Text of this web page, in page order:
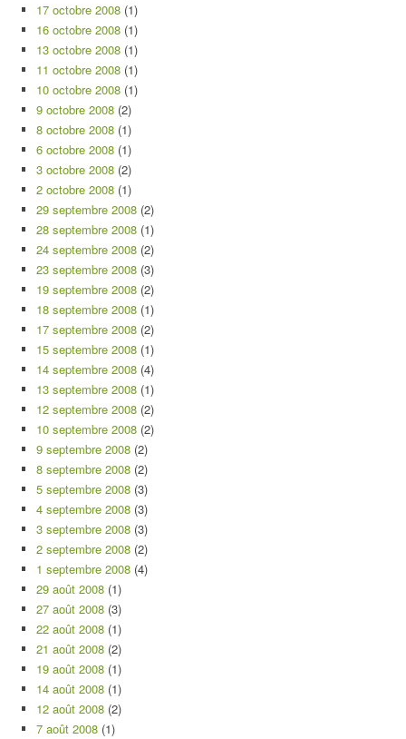
17 octobre 2008 (1)
16 octobre 2008 (1)
13 octobre 2008 (1)
11 octobre 2008 (1)
10 octobre 2008 (1)
9 octobre 2008 (2)
8 octobre 2008 (1)
6 octobre 2008 (1)
3 octobre 2008 (2)
2 octobre 2008 (1)
29 septembre 2008 (2)
28 septembre 2008 (1)
24 septembre 2008 (2)
23 septembre 2008 (3)
19 septembre 2008 (2)
18 septembre 2008 (1)
17 septembre 2008 (2)
15 septembre 2008 (1)
14 septembre 2008 (4)
13 septembre 2008 (1)
12 septembre 2008 (2)
10 septembre 2008 (2)
9 septembre 2008 (2)
8 septembre 2008 (2)
5 septembre 2008 (3)
4 septembre 2008 (3)
3 septembre 2008 (3)
2 septembre 2008 (2)
1 septembre 2008 (4)
29 août 2008 (1)
27 août 2008 (3)
22 août 2008 (1)
21 août 2008 (2)
19 août 2008 (1)
14 août 2008 (1)
12 août 2008 (2)
7 août 2008 (1)